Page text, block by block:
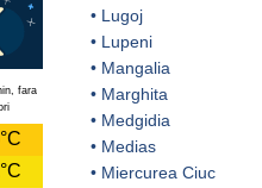
fara
°C
°C
• Lugoj
• Lupeni
• Mangalia
• Marghita
• Medgidia
• Medias
• Miercurea Ciuc